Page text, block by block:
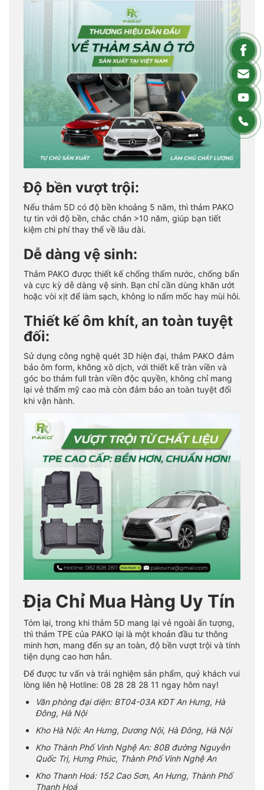
Độ bền vượt trội:
Nếu thảm 5D có độ bền khoảng 5 năm, thì thảm PAKO
tự tin với độ bền, chắc chắn >10 năm, giúp bạn tiết
kiệm chi phí thay thế về lâu dài.
Dễ dàng vệ sinh:
Thảm PAKO được thiết kế chống thấm nước, chống bẩn
và cực kỳ dễ dàng vệ sinh. Bạn chỉ cần dùng khăn ướt
hoặc vòi xịt để làm sạch, không lo nấm mốc hay mùi hôi.
Thiết kế ôm khít, an toàn tuyệt
đối:
Sử dụng công nghệ quét 3D hiện đại, thảm PAKO đảm
bảo ôm form, không xô dịch, với thiết kế tràn viền và
góc bo thảm full tràn viền độc quyền, không chỉ mang
lại vẻ thẩm mỹ cao mà còn đảm bảo an toàn tuyệt đối
khi vận hành.
Địa Chỉ Mua Hàng Uy Tín
Tóm lại, trong khi thảm 5D mang lại vẻ ngoài ấn tượng,
thì thảm TPE của PAKO lại là một khoản đầu tư thông
minh hơn, mang đến sự an toàn, độ bền vượt trội và tính
tiện dụng cao hơn hẳn.
Để được tư vấn và trải nghiệm sản phẩm, quý khách vui
lòng liên hệ Hotline: 08 28 28 28 11 ngay hôm nay!
Văn phòng đại diện: BT04-03A KĐT An Hưng, Hà
Đông, Hà Nội
Kho Hà Nội: An Hưng, Dương Nội, Hà Đông, Hà Nội
Kho Thành Phố Vinh Nghệ An: 80B đường Nguyễn
Quốc Trị, Hưng Phúc, Thành Phố Vinh Nghệ An
Kho Thanh Hoá: 152 Cao Sơn, An Hưng, Thành Phố
Thanh Hoá